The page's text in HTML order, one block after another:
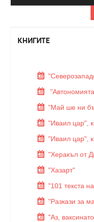
КНИГИТЕ
"Май ше ни
"Иваил цар",
"Иваил цар",
"Херакъл от
"Хазарт"
"101 текста
"Разкази за
"Аз,